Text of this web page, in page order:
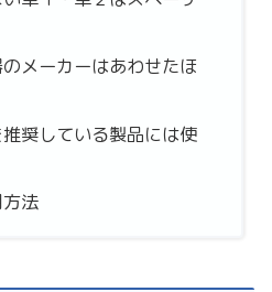
メーカーはあわせたほ
奨している製品には使
法